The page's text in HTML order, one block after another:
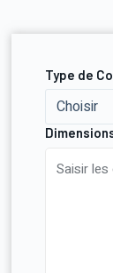
Type de